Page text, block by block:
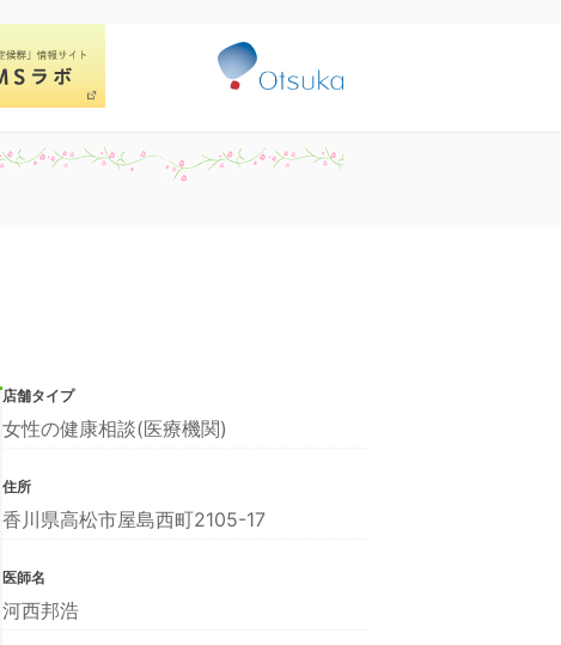
店舗タイプ
女性の健康相談(医療機関)
住所
香川県高松市屋島西町2105-17
医師名
河西邦浩